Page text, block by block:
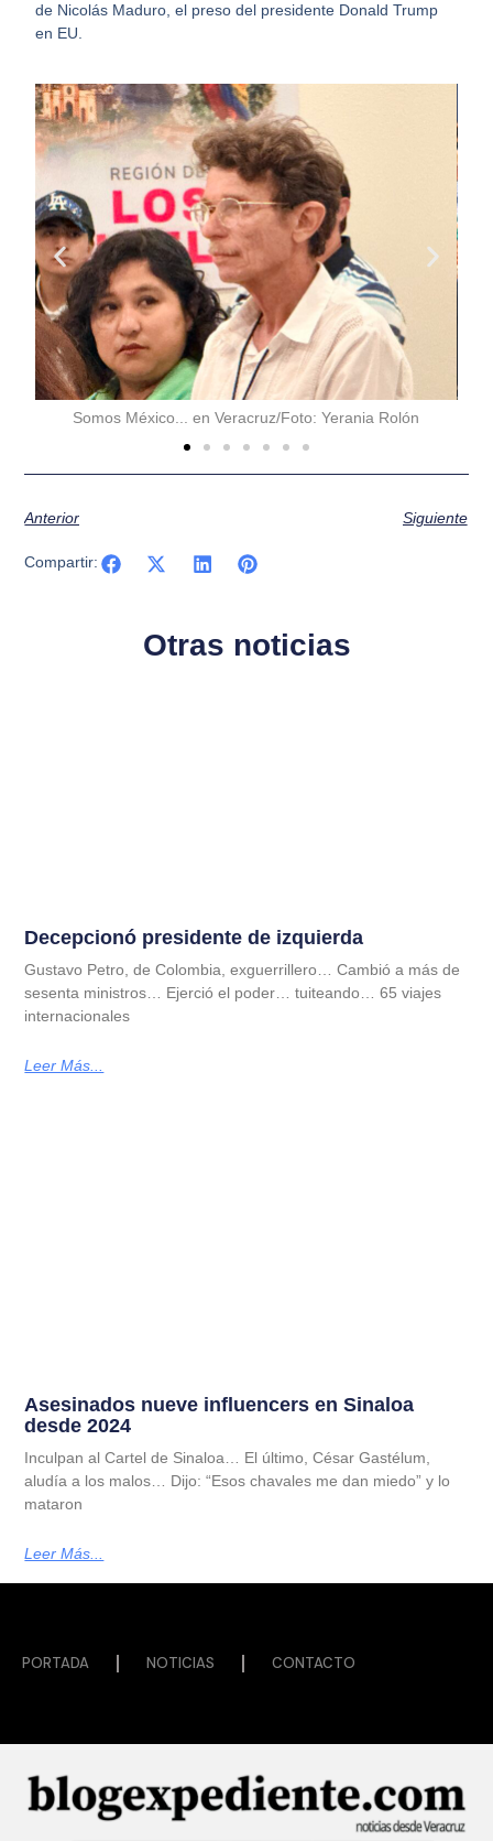
de Nicolás Maduro, el preso del presidente Donald Trump
en EU.
Somos México... en Veracruz/Foto: Yerania Rolón
Anterior Siguiente
Compartir:
Otras noticias
Decepcionó presidente de izquierda
Gustavo Petro, de Colombia, exguerrillero… Cambió a más de
sesenta ministros… Ejerció el poder… tuiteando… 65 viajes
internacionales
Leer Más...
Asesinados nueve influencers en Sinaloa
desde 2024
Inculpan al Cartel de Sinaloa… El último, César Gastélum,
aludía a los malos… Dijo: “Esos chavales me dan miedo” y lo
mataron
Leer Más...
PORTADA NOTICIAS CONTACTO